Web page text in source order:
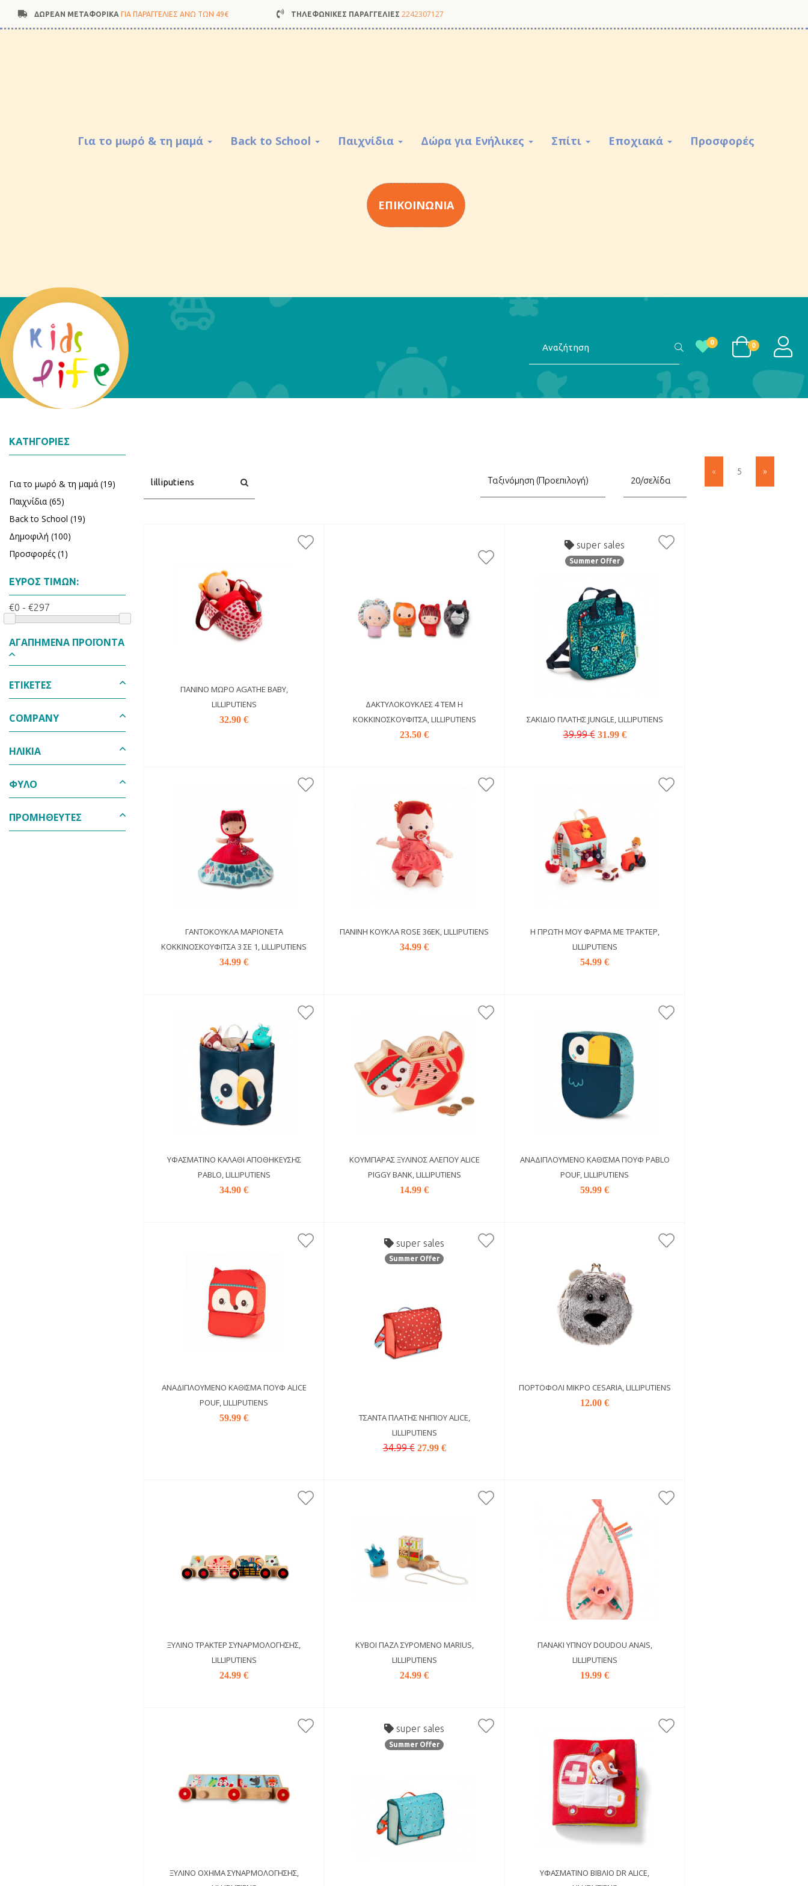
ΔΩΡΕΑΝ ΜΕΤΑΦΟΡΙΚΑ ΓΙΑ ΠΑΡΑΓΓΕΛΙΕΣ ΑΝΩ ΤΩΝ 49€ ΤΗΛΕΦΩΝΙΚΕΣ ΠΑΡΑΓΓΕΛΙΕΣ 2242307127
Για το μωρό & τη μαμά Back to School Παιχνίδια Δώρα για Ενήλικες Σπίτι Εποχιακά Προσφορές
ΕΠΙΚΟΙΝΩΝΙΑ
0 0
ΚΑΤΗΓΟΡΊΕΣ
Για το μωρό & τη μαμά (19)
Παιχνίδια (65)
Back to School (19)
Δημοφιλή (100)
Προσφορές (1)
ΕΎΡΟΣ ΤΙΜΏΝ:
€0 - €297
ΑΓΑΠΗΜΈΝΑ ΠΡΟΪΌΝΤΑ
ΕΤΙΚΈΤΕΣ
COMPANY
ΗΛΙΚΊΑ
ΦΎΛΟ
ΠΡΟΜΗΘΕΥΤΈΣ
Αναζήτηση
« 5 »
ΠΆΝΙΝΟ ΜΩΡΌ AGATHE BABY,
LILLIPUTIENS
32.90 €
ΔΑΚΤΥΛΌΚΟΥΚΛΕΣ 4 ΤΕΜ Η
ΚΟΚΚΙΝΟΣΚΟΥΦΊΤΣΑ, LILLIPUTIENS
23.50 €
super sales
Summer Offer
ΣΑΚΊΔΙΟ ΠΛΆΤΗΣ JUNGLE, LILLIPUTIENS
39.99 € 31.99 €
ΓΑΝΤΌΚΟΥΚΛΑ ΜΑΡΙΟΝΈΤΑ
ΚΟΚΚΙΝΟΣΚΟΥΦΊΤΣΑ 3 ΣΕ 1, LILLIPUTIENS
34.99 €
ΠΆΝΙΝΗ ΚΟΎΚΛΑ ROSE 36ΕΚ, LILLIPUTIENS
34.99 €
Η ΠΡΏΤΗ ΜΟΥ ΦΆΡΜΑ ΜΕ ΤΡΑΚΤΈΡ,
LILLIPUTIENS
54.99 €
ΥΦΑΣΜΆΤΙΝΟ ΚΑΛΆΘΙ ΑΠΟΘΉΚΕΥΣΗΣ
PABLO, LILLIPUTIENS
34.90 €
ΚΟΥΜΠΑΡΆΣ ΞΎΛΙΝΟΣ ΑΛΕΠΟΎ ALICE
PIGGY BANK, LILLIPUTIENS
14.99 €
ΑΝΑΔΙΠΛΟΎΜΕΝΟ ΚΆΘΙΣΜΑ ΠΟΥΦ PABLO
POUF, LILLIPUTIENS
59.99 €
ΑΝΑΔΙΠΛΟΎΜΕΝΟ ΚΆΘΙΣΜΑ ΠΟΥΦ ALICE
POUF, LILLIPUTIENS
59.99 €
super sales
Summer Offer
ΤΣΆΝΤΑ ΠΛΆΤΗΣ ΝΗΠΊΟΥ ALICE,
LILLIPUTIENS
34.99 € 27.99 €
ΠΟΡΤΟΦΌΛΙ ΜΙΚΡΌ CESARIA, LILLIPUTIENS
12.00 €
ΞΎΛΙΝΟ ΤΡΑΚΤΈΡ ΣΥΝΑΡΜΟΛΌΓΗΣΗΣ,
LILLIPUTIENS
24.99 €
ΚΎΒΟΙ ΠΑΖΛ ΣΥΡΌΜΕΝΟ MARIUS,
LILLIPUTIENS
24.99 €
ΠΑΝΆΚΙ ΎΠΝΟΥ DOUDOU ANAIS,
LILLIPUTIENS
19.99 €
ΞΎΛΙΝΟ ΌΧΗΜΑ ΣΥΝΑΡΜΟΛΌΓΗΣΗΣ,
super sales
Summer Offer
ΥΦΑΣΜΆΤΙΝΟ ΒΙΒΛΊΟ DR ALICE,